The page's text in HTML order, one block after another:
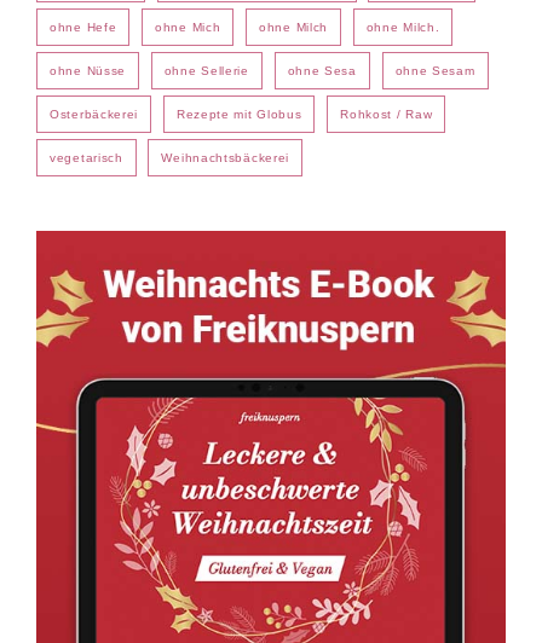
ohne Hefe ohne Mich ohne Milch ohne Milch.
ohne Nüsse ohne Sellerie ohne Sesa ohne Sesam
Osterbäckerei Rezepte mit Globus Rohkost / Raw
vegetarisch Weihnachtsbäckerei